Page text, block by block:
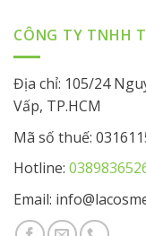
CÔNG TY TNHH
Địa chỉ: 105/24
Vấp, TP.HCM
Mã số thuế:
Hotline:
Email: